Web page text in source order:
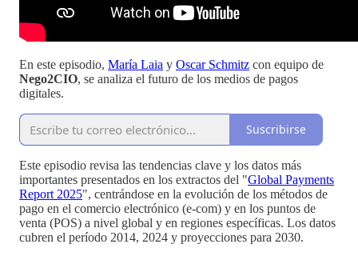
En este episodio, María Laia y Oscar Schmitz con equipo de
Nego2CIO, se analiza el futuro de los medios de pagos
digitales.
Suscribirse
Este episodio revisa las tendencias clave y los datos más
importantes presentados en los extractos del "Global Payments
Report 2025", centrándose en la evolución de los métodos de
pago en el comercio electrónico (e-com) y en los puntos de
venta (POS) a nivel global y en regiones específicas. Los datos
cubren el período 2014, 2024 y proyecciones para 2030.